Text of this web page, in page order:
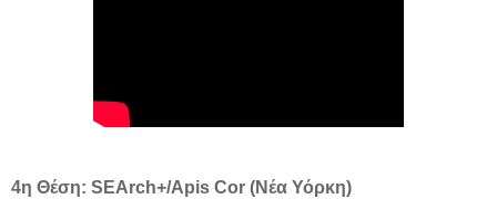
4η Θέση: SEArch+/Apis Cor (Νέα Υόρκη)